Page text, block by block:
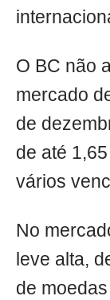
O BC não
mercado
de
de até
vários
No
leve alta,
de